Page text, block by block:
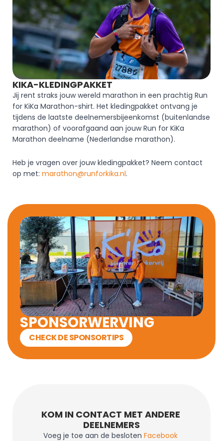
KIKA-KLEDINGPAKKET
Jij rent straks jouw wereld marathon in een prachtig Run
for KiKa Marathon-shirt. Het kledingpakket ontvang je
tijdens de laatste deelnemersbijeenkomst (buitenlandse
marathon) of voorafgaand aan jouw Run for KiKa
Marathon deelname (Nederlandse marathon).
Heb je vragen over jouw kledingpakket? Neem contact
op met: marathon@runforkika.nl.
SPONSORWERVING
CHECK DE SPONSORTIPS
KOM IN CONTACT MET ANDERE
DEELNEMERS
Voeg je toe aan de besloten Facebook